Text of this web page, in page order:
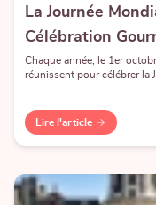
La Journée
Célébration
Chaque année, le 1er
réunissent pour célébrer la
Lire l'article